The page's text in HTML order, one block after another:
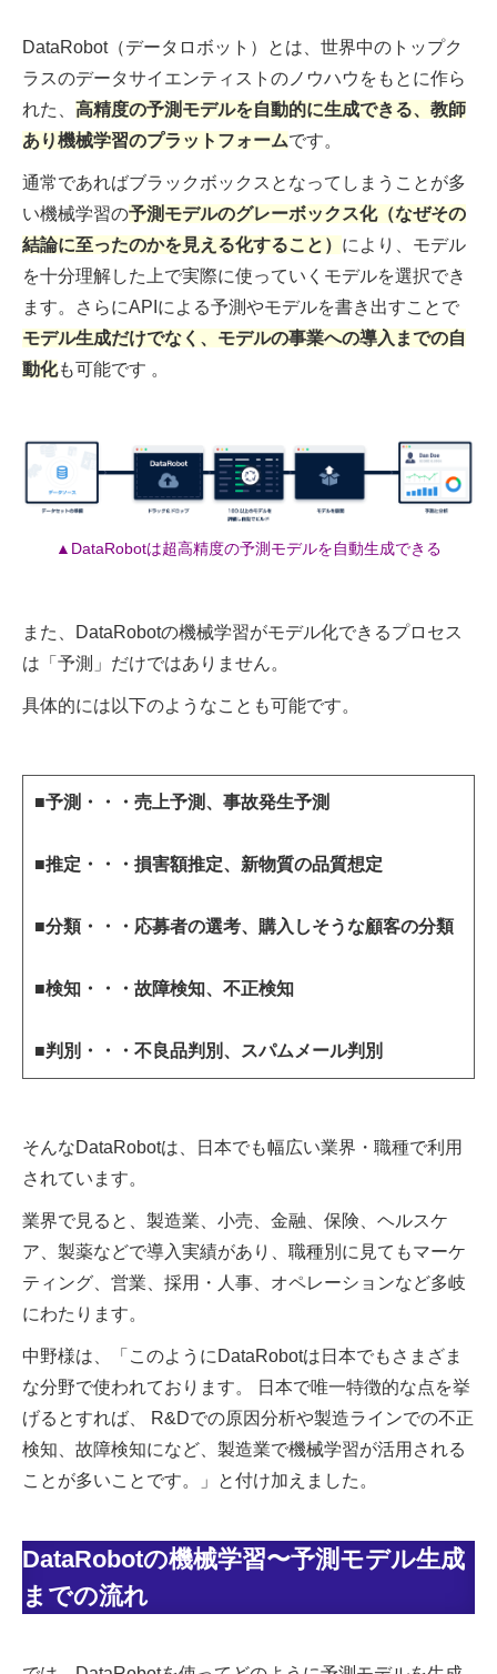
DataRobot（データロボット）とは、世界中のトップク
ラスのデータサイエンティストのノウハウをもとに作ら
れた、 高精度の予測モデルを自動的に生成できる、教師
あり機械学習のプラットフォームです。
通常であればブラックボックスとなってしまうことが多
い機械学習の予測モデルのグレーボックス化（なぜその
結論に至ったのかを見える化すること） により、モデル
を十分理解した上で実際に使っていくモデルを選択でき
ます。さらにAPIによる予測やモデルを書き出すことで
モデル生成だけでなく、モデルの事業への導入までの自
動化も可能です 。
▲DataRobotは超高精度の予測モデルを自動生成できる
また、DataRobotの機械学習がモデル化できるプロセス
は「予測」だけではありません。
具体的には以下のようなことも可能です。
■予測・・・売上予測、事故発生予測
■推定・・・損害額推定、新物質の品質想定
■分類・・・応募者の選考、購入しそうな顧客の分類
■検知・・・故障検知、不正検知
■判別・・・不良品判別、スパムメール判別
そんなDataRobotは、日本でも幅広い業界・職種で利用
されています。
業界で見ると、製造業、小売、金融、保険、ヘルスケ
ア、製薬などで導入実績があり、職種別に見てもマーケ
ティング、営業、採用・人事、オペレーションなど多岐
にわたります。
中野様は、「このようにDataRobotは日本でもさまざま
な分野で使われております。 日本で唯一特徴的な点を挙
げるとすれば、 R&Dでの原因分析や製造ラインでの不正
検知、故障検知になど、製造業で機械学習が活用される
ことが多いことです。」と付け加えました。
DataRobotの機械学習〜予測モデル生成
までの流れ